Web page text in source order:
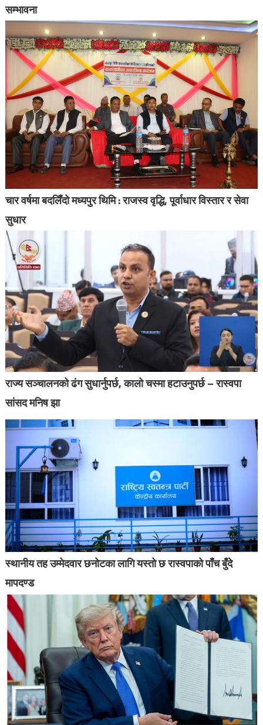
सम्भावना
चार वर्षमा बदलिँदो मध्यपुर थिमि : राजस्व वृद्धि, पूर्वाधार विस्तार र सेवा
सुधार
राज्य सञ्चालनको ढंग सुधार्नुपर्छ, कालो चस्मा हटाउनुपर्छ – रास्वपा
सांसद मनिष झा
स्थानीय तह उम्मेदवार छनोटका लागि यस्तो छ रास्वपाको पाँच बुँदे
मापदण्ड